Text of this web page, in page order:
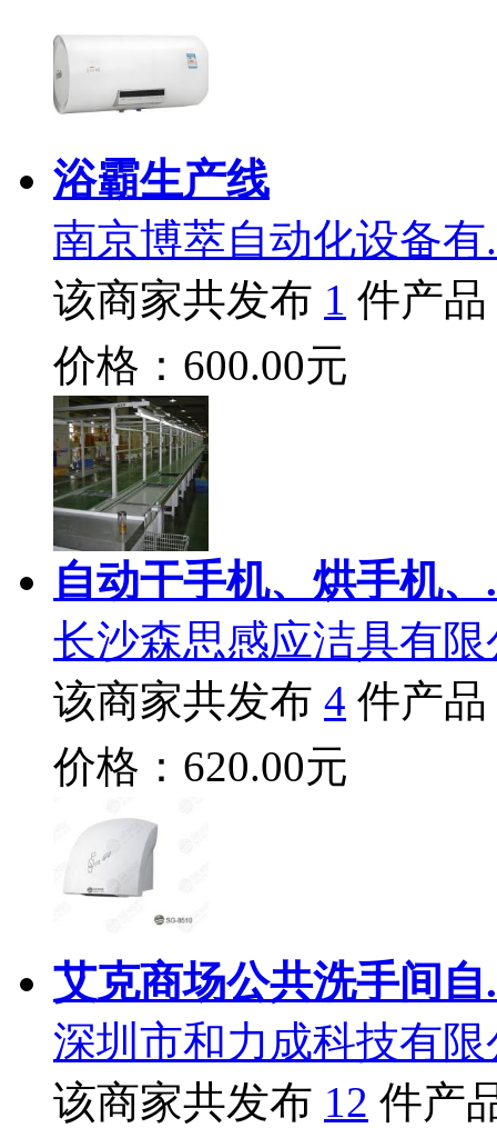
浴霸生产线
南京博萃自动化设备有
该商家共发布 1 件产品
价格：600.00元
自动干手机、烘手机、
长沙森思感应洁具有限
该商家共发布 4 件产品
价格：620.00元
艾克商场公共洗手间自
深圳市和力成科技有限
该商家共发布 12 件产